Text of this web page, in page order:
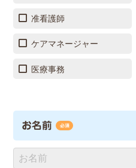
准看護師
ケアマネージャー
医療事務
お名前 必須